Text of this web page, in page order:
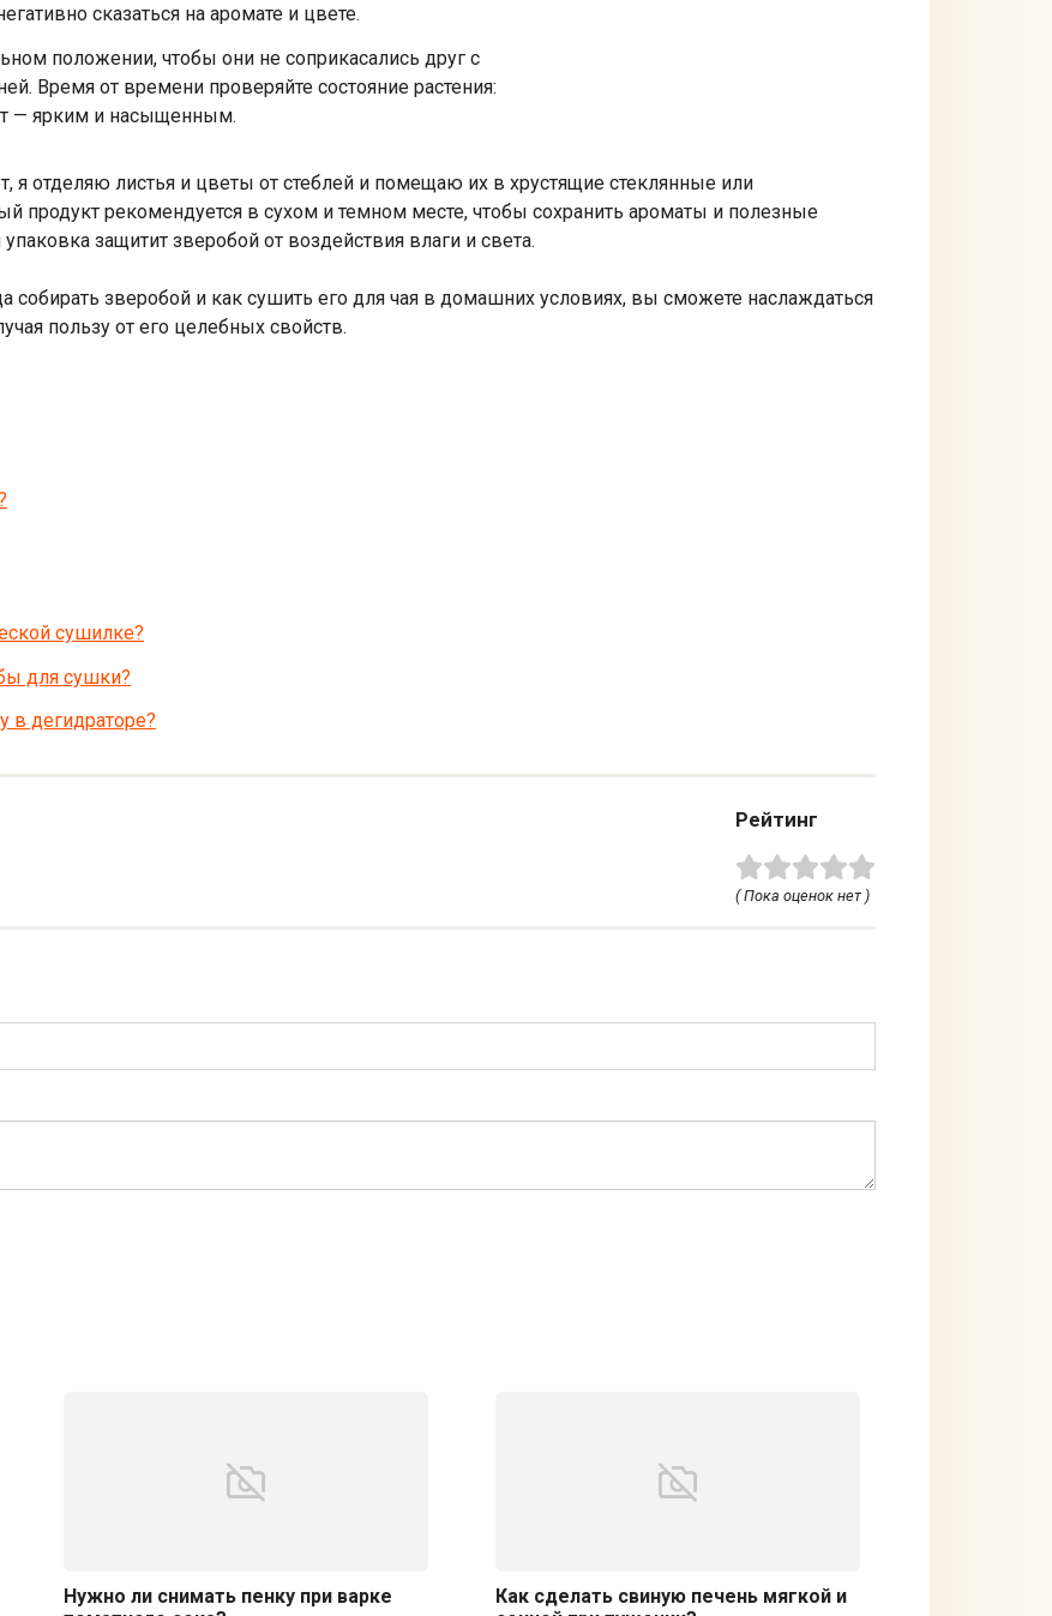
сказаться на аромате и цвете.
положении, чтобы они не соприкасались друг с
Время от времени проверяйте состояние растения:
— ярким и насыщенным.
я отделяю листья и цветы от стеблей и помещаю их в хрустящие стеклянные или
продукт рекомендуется в сухом и темном месте, чтобы сохранить ароматы и полезные
защитит зверобой от воздействия влаги и света.
собирать зверобой и как сушить его для чая в домашних условиях, вы сможете наслаждаться
пользу от его целебных свойств.
сушилке?
для сушки?
в дегидраторе?
Рейтинг
( Пока оценок нет )
Нужно ли снимать пенку при варке
Как сделать свиную печень мягкой и